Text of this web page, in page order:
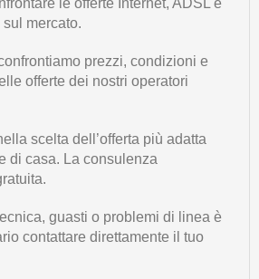
le offerte Internet, ADSL e
mercato.
prezzi, condizioni e
offerte dei nostri operatori
scelta dell’offerta più adatta
di casa. La consulenza
guasti o problemi di linea è
contattare direttamente il tuo